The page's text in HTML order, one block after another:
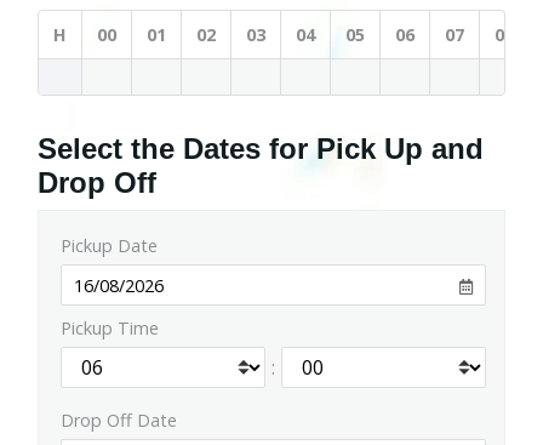
H 00 01 02 03 04 05 06 07 08
Select the Dates for Pick Up and
Drop Off
Pickup Date
Pickup Time
:
Drop Off Date